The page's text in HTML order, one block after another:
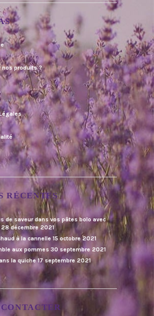
nos produits ?
RÉCENTES
de saveur dans vos pâtes bolo avec
28 décembre 2021
à la cannelle 15 octobre 2021
aux pommes 30 septembre 2021
la quiche 17 septembre 2021